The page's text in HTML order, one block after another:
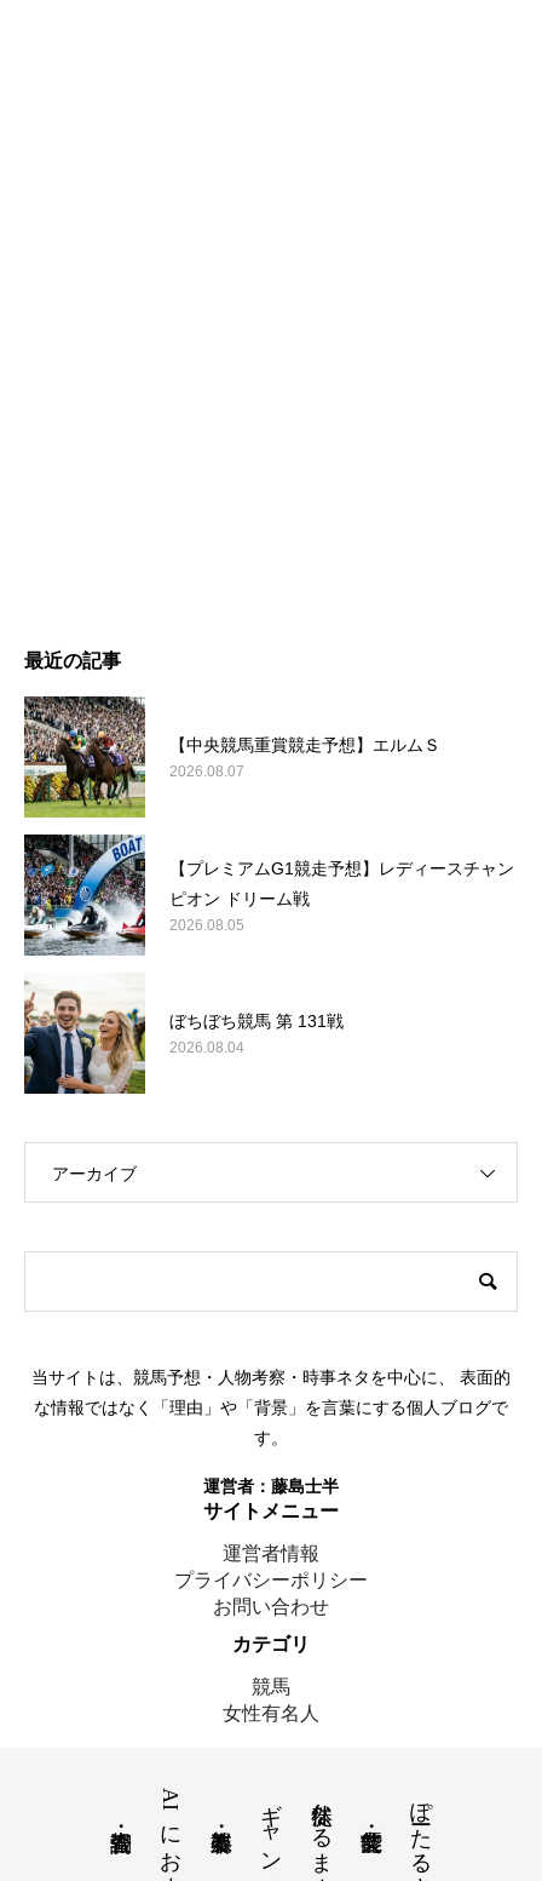
最近の記事
【中央競馬重賞競走予想】エルムＳ
2026.08.07
【プレミアムG1競走予想】レディースチャン
ピオン ドリーム戦
2026.08.05
ぼちぼち競馬 第 131戦
2026.08.04
アーカイブ
当サイトは、競馬予想・人物考察・時事ネタを中心に、 表面的
な情報ではなく「理由」や「背景」を言葉にする個人ブログで
す。
運営者： 藤島士半
サイトメニュー
運営者情報
プライバシーポリシー
お問い合わせ
カテゴリ
競馬
女性有名人
© 2025 藤島士半｜ここにいます
徒然なるままに
ギャンブル